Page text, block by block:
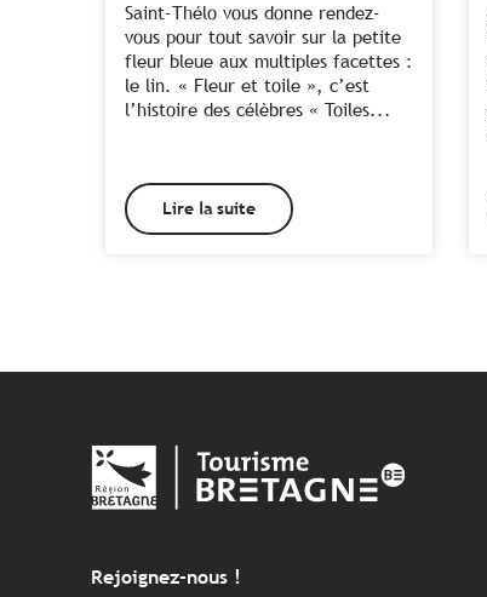
Saint-Thélo vous donne rendez-
vous pour tout savoir sur la petite
fleur bleue aux multiples facettes :
le lin. « Fleur et toile », c’est
l’histoire des célèbres « Toiles...
Lire la suite
Rejoignez-nous !